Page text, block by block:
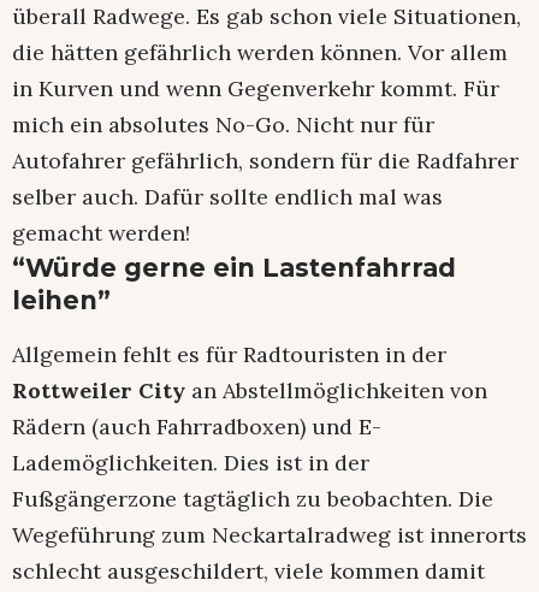
überall Radwege. Es gab schon viele Situationen,
die hätten gefährlich werden können. Vor allem
in Kurven und wenn Gegenverkehr kommt. Für
mich ein absolutes No-Go. Nicht nur für
Autofahrer gefährlich, sondern für die Radfahrer
selber auch. Dafür sollte endlich mal was
gemacht werden!
“Würde gerne ein Lastenfahrrad
leihen”
Allgemein fehlt es für Radtouristen in der
Rottweiler City an Abstellmöglichkeiten von
Rädern (auch Fahrradboxen) und E-
Lademöglichkeiten. Dies ist in der
Fußgängerzone tagtäglich zu beobachten. Die
Wegeführung zum Neckartalradweg ist innerorts
schlecht ausgeschildert, viele kommen damit